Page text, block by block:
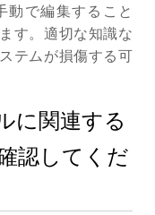
動で編集すること
す。適切な知識な
テムが損傷する可
に関連する
認してくだ